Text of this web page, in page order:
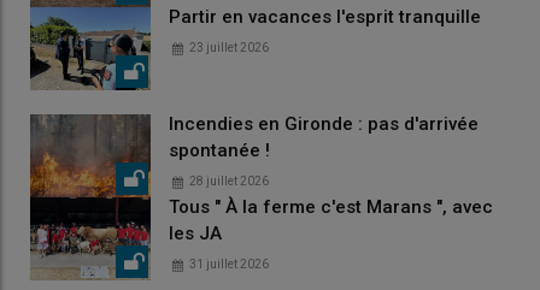
Partir en vacances l'esprit tranquille
23 juillet 2026
Incendies en Gironde : pas d'arrivée
spontanée !
28 juillet 2026
Tous " À la ferme c'est Marans ", avec
les JA
31 juillet 2026